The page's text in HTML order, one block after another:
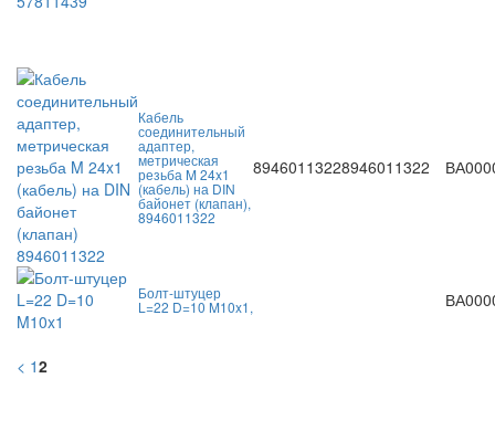
Кабель
соединительный
адаптер,
метрическая
резьба M 24x1
(кабель) на DIN
байонет (клапан),
8946011322
89460113228946011322
Болт-штуцер
L=22 D=10 M10x1,
< 12